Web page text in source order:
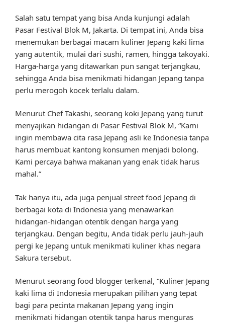
Salah satu tempat yang bisa Anda kunjungi adalah
Pasar Festival Blok M, Jakarta. Di tempat ini, Anda bisa
menemukan berbagai macam kuliner Jepang kaki lima
yang autentik, mulai dari sushi, ramen, hingga takoyaki.
Harga-harga yang ditawarkan pun sangat terjangkau,
sehingga Anda bisa menikmati hidangan Jepang tanpa
perlu merogoh kocek terlalu dalam.
Menurut Chef Takashi, seorang koki Jepang yang turut
menyajikan hidangan di Pasar Festival Blok M, “Kami
ingin membawa cita rasa Jepang asli ke Indonesia tanpa
harus membuat kantong konsumen menjadi bolong.
Kami percaya bahwa makanan yang enak tidak harus
mahal.”
Tak hanya itu, ada juga penjual street food Jepang di
berbagai kota di Indonesia yang menawarkan
hidangan-hidangan otentik dengan harga yang
terjangkau. Dengan begitu, Anda tidak perlu jauh-jauh
pergi ke Jepang untuk menikmati kuliner khas negara
Sakura tersebut.
Menurut seorang food blogger terkenal, “Kuliner Jepang
kaki lima di Indonesia merupakan pilihan yang tepat
bagi para pecinta makanan Jepang yang ingin
menikmati hidangan otentik tanpa harus menguras